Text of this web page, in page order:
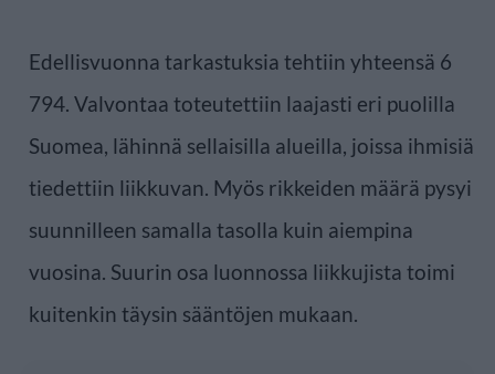
Edellisvuonna tarkastuksia tehtiin yhteensä 6
794. Valvontaa toteutettiin laajasti eri puolilla
Suomea, lähinnä sellaisilla alueilla, joissa ihmisiä
tiedettiin liikkuvan. Myös rikkeiden määrä pysyi
suunnilleen samalla tasolla kuin aiempina
vuosina. Suurin osa luonnossa liikkujista toimi
kuitenkin täysin sääntöjen mukaan.